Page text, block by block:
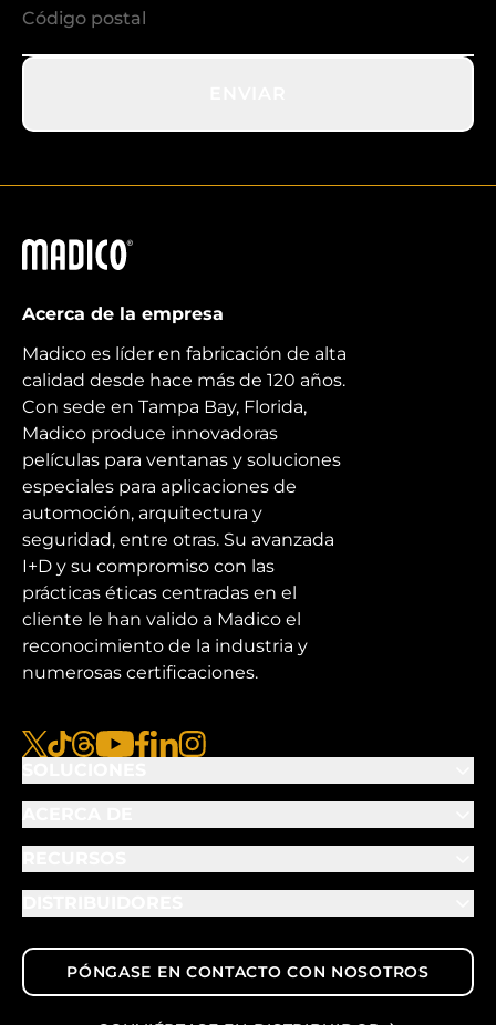
Madico
Acerca de la empresa
Madico es líder en fabricación de alta
calidad desde hace más de 120 años.
Con sede en Tampa Bay, Florida,
Madico produce innovadoras
películas para ventanas y soluciones
especiales para aplicaciones de
automoción, arquitectura y
seguridad, entre otras. Su avanzada
I+D y su compromiso con las
prácticas éticas centradas en el
cliente le han valido a Madico el
reconocimiento de la industria y
numerosas certificaciones.
PÓNGASE EN CONTACTO CON NOSOTROS